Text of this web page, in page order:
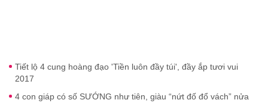
Tiết lộ 4 cung hoàng đạo 'Tiền luôn đầy túi', đầy ắp tươi vui
2017
4 con giáp có số SƯỚNG như tiên, giàu “nứt đố đổ vách” nửa